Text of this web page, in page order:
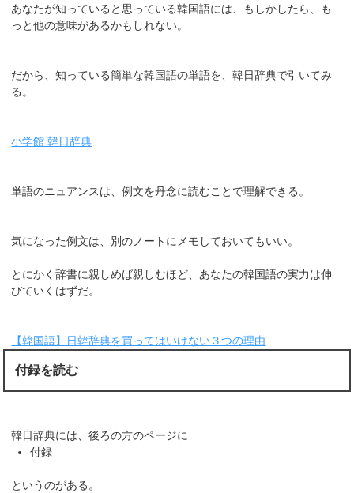
あなたが知っていると思っている韓国語には、もしかしたら、も
っと他の意味があるかもしれない。
だから、知っている簡単な韓国語の単語を、韓日辞典で引いてみ
る。
小学館 韓日辞典
単語のニュアンスは、例文を丹念に読むことで理解できる。
気になった例文は、別のノートにメモしておいてもいい。
とにかく辞書に親しめば親しむほど、あなたの韓国語の実力は伸
びていくはずだ。
【韓国語】日韓辞典を買ってはいけない３つの理由
付録を読む
韓日辞典には、後ろの方のページに
付録
というのがある。